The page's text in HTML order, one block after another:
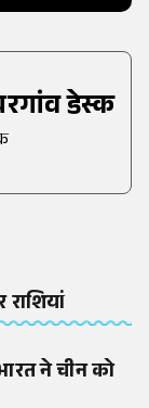
डेस्क
ने चीन को